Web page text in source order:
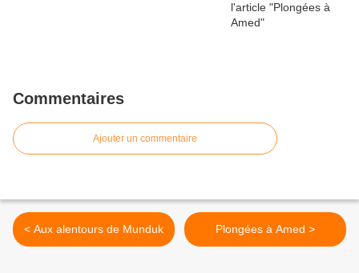
Commentaires
Ajouter un commentaire
< Aux alentours de Munduk Plongées à Amed >